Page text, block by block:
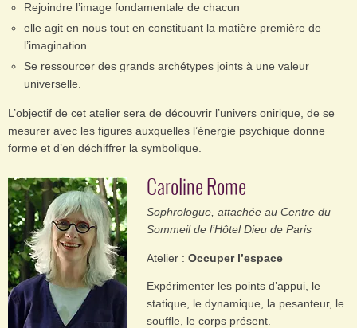
Rejoindre l’image fondamentale de chacun
elle agit en nous tout en constituant la matière première de
l’imagination.
Se ressourcer des grands archétypes joints à une valeur
universelle.
L’objectif de cet atelier sera de découvrir l’univers onirique, de se
mesurer avec les figures auxquelles l’énergie psychique donne
forme et d’en déchiffrer la symbolique.
Caroline Rome
Sophrologue, attachée au Centre du
Sommeil de l’Hôtel Dieu de Paris
Atelier : Occuper l’espace
Expérimenter les points d’appui, le
statique, le dynamique, la pesanteur, le
souffle, le corps présent.